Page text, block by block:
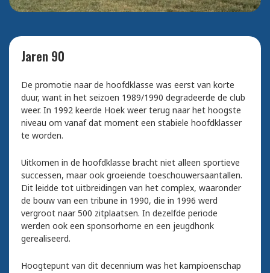
Jaren 90
De promotie naar de hoofdklasse was eerst van korte
duur, want in het seizoen 1989/1990 degradeerde de club
weer. In 1992 keerde Hoek weer terug naar het hoogste
niveau om vanaf dat moment een stabiele hoofdklasser
te worden.
Uitkomen in de hoofdklasse bracht niet alleen sportieve
successen, maar ook groeiende toeschouwersaantallen.
Dit leidde tot uitbreidingen van het complex, waaronder
de bouw van een tribune in 1990, die in 1996 werd
vergroot naar 500 zitplaatsen. In dezelfde periode
werden ook een sponsorhome en een jeugdhonk
gerealiseerd.
Hoogtepunt van dit decennium was het kampioenschap